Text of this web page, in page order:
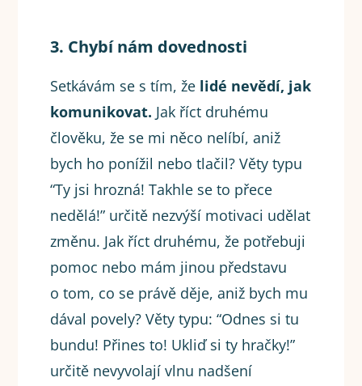
3. Chybí nám dovednosti
Setkávám se s tím, že lidé nevědí, jak
komunikovat. Jak říct druhému
člověku, že se mi něco nelíbí, aniž
bych ho ponížil nebo tlačil? Věty typu
“Ty jsi hrozná! Takhle se to přece
nedělá!” určitě nezvýší motivaci udělat
změnu. Jak říct druhému, že potřebuji
pomoc nebo mám jinou představu
o tom, co se právě děje, aniž bych mu
dával povely? Věty typu: “Odnes si tu
bundu! Přines to! Ukliď si ty hračky!”
určitě nevyvolají vlnu nadšení